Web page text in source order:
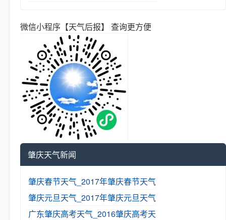
微信小程序【天气后报】 查询更方便
肇庆天气新闻
肇庆春节天气_2017年肇庆春节天气
肇庆元旦天气_2017年肇庆元旦天气
广东肇庆高考天气_2016肇庆高考天